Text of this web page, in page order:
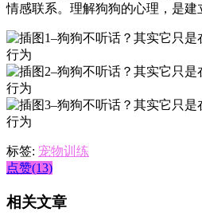
情感联系。理解狗狗的心理，是建
标签: 宠物训练
点赞(13)
相关文章